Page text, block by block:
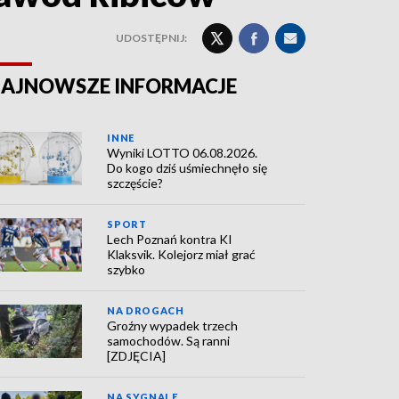
UDOSTĘPNIJ:
INFORMACJE
INNE
Wyniki LOTTO 06.08.2026.
Do kogo dziś uśmiechnęło się
szczęście?
SPORT
Lech Poznań kontra KI
Klaksvik. Kolejorz miał grać
szybko
NA DROGACH
Groźny wypadek trzech
samochodów. Są ranni
[ZDJĘCIA]